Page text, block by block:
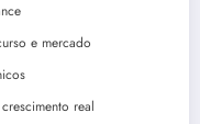
e mercado
real